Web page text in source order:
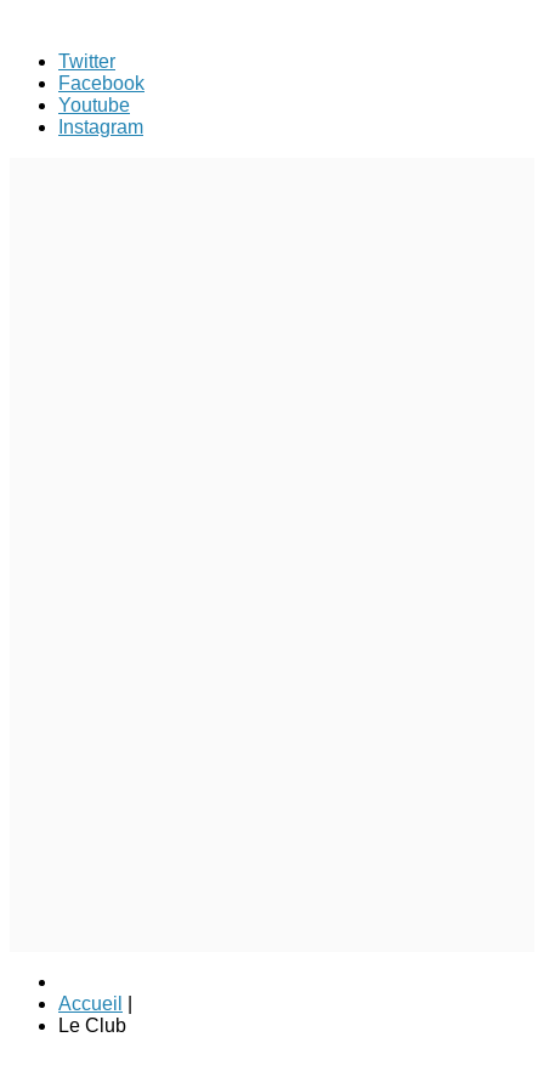
Twitter
Facebook
Youtube
Instagram
Accueil
Le Club